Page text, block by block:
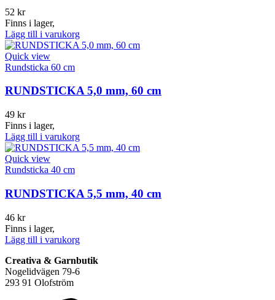
52 kr
Finns i lager,
Lägg till i varukorg
Quick view
Rundsticka 60 cm
RUNDSTICKA 5,0 mm, 60 cm
49 kr
Finns i lager,
Lägg till i varukorg
Quick view
Rundsticka 40 cm
RUNDSTICKA 5,5 mm, 40 cm
46 kr
Finns i lager,
Lägg till i varukorg
Creativa & Garnbutik
Nogelidvägen 79-6
293 91 Olofström